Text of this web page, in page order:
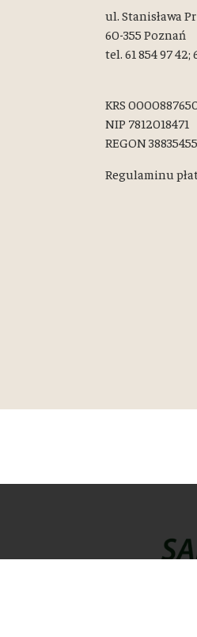
ul. Stanisława
60-355 Poznań
tel. 61 854 97 42;
KRS
NIP 7812018471
REGON
Regulaminu